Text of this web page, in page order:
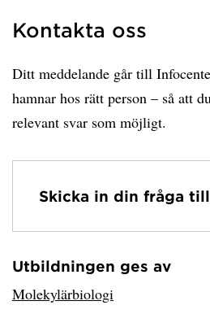
Kontakta oss
Ditt meddelande går till
hamnar hos rätt person – så att
relevant svar som möjligt.
Skicka in din fråga
Har hämtat avsändare.
Utbildningen ges av
Molekylärbiologi